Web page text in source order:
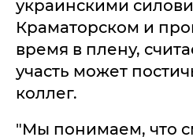
украинскими
Краматорском и
время в плену,
участь может
коллег.
"Мы понимаем, что